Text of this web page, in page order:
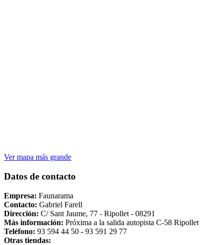
Ver mapa más grande
Datos de contacto
Empresa: Faunarama
Contacto: Gabriel Farell
Dirección: C/ Sant Jaume, 77 - Ripollet - 08291
Más información: Próxima a la salida autopista C-58 Ripollet
Teléfono: 93 594 44 50 - 93 591 29 77
Otras tiendas: